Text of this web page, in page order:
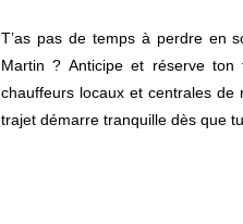
T’as pas de temps à perdre en
Martin ? Anticipe et réserve
chauffeurs locaux et centrales
trajet démarre tranquille dès que